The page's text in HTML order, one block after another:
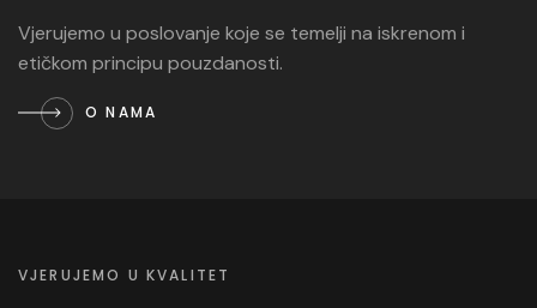
Vjerujemo u poslovanje koje se temelji na iskrenom i
etičkom principu pouzdanosti.
O NAMA
VJERUJEMO U KVALITET